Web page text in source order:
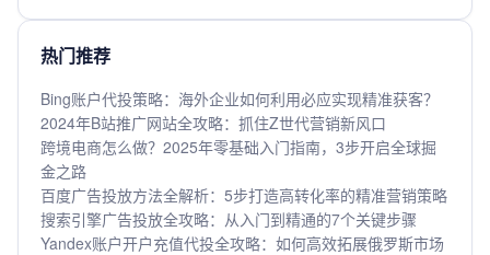
热门推荐
Bing账户代投策略：海外企业如何利用必应实现精准获客？
2024年B站推广网站全攻略：抓住Z世代营销新风口
跨境电商怎么做？2025年零基础入门指南，3步开启全球掘
金之路
百度广告投放方法全解析：5步打造高转化率的精准营销策略
搜索引擎广告投放全攻略：从入门到精通的7个关键步骤
Yandex账户开户充值代投全攻略：如何高效拓展俄罗斯市场